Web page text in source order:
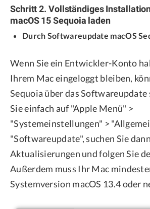
Schritt 2. Vollständiges
macOS 15 Sequoia laden
Durch Softwareupdate macOS
Wenn Sie ein Entwickler-Konto
Ihrem Mac eingeloggt bleiben,
Sequoia über das Softwareupdate
Sie einfach auf "Apple Menü" >
"Systemeinstellungen" >
"Softwareupdate", suchen Sie
Aktualisierungen und folgen Sie
Außerdem muss Ihr Mac
Systemversion macOS 13.4 oder